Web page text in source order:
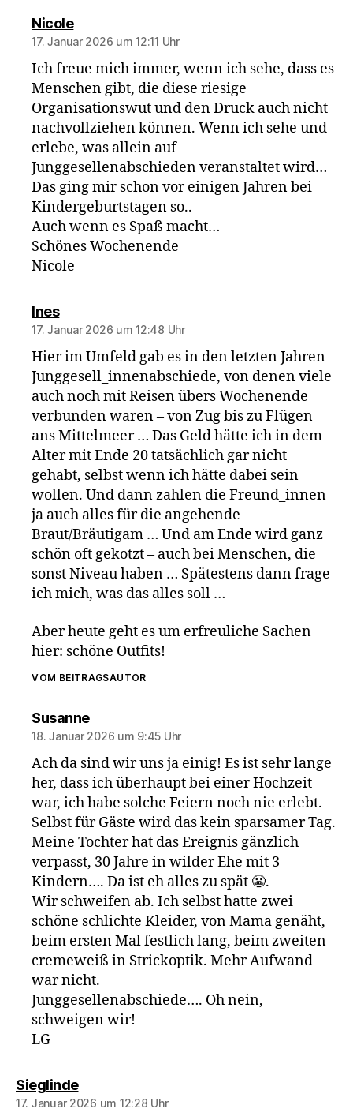
Nicolesagt:
17. Januar 2026 um 12:11 Uhr
Ich freue mich immer, wenn ich sehe, dass es
Menschen gibt, die diese riesige
Organisationswut und den Druck auch nicht
nachvollziehen können. Wenn ich sehe und
erlebe, was allein auf
Junggesellenabschieden veranstaltet wird…
Das ging mir schon vor einigen Jahren bei
Kindergeburtstagen so..
Auch wenn es Spaß macht…
Schönes Wochenende
Nicole
Inessagt:
17. Januar 2026 um 12:48 Uhr
Hier im Umfeld gab es in den letzten Jahren
Junggesell_innenabschiede, von denen viele
auch noch mit Reisen übers Wochenende
verbunden waren – von Zug bis zu Flügen
ans Mittelmeer … Das Geld hätte ich in dem
Alter mit Ende 20 tatsächlich gar nicht
gehabt, selbst wenn ich hätte dabei sein
wollen. Und dann zahlen die Freund_innen
ja auch alles für die angehende
Braut/Bräutigam … Und am Ende wird ganz
schön oft gekotzt – auch bei Menschen, die
sonst Niveau haben … Spätestens dann frage
ich mich, was das alles soll …
Aber heute geht es um erfreuliche Sachen
hier: schöne Outfits!
VOM BEITRAGSAUTOR
Susannesagt:
18. Januar 2026 um 9:45 Uhr
Ach da sind wir uns ja einig! Es ist sehr lange
her, dass ich überhaupt bei einer Hochzeit
war, ich habe solche Feiern noch nie erlebt.
Selbst für Gäste wird das kein sparsamer Tag.
Meine Tochter hat das Ereignis gänzlich
verpasst, 30 Jahre in wilder Ehe mit 3
Kindern…. Da ist eh alles zu spät 😬.
Wir schweifen ab. Ich selbst hatte zwei
schöne schlichte Kleider, von Mama genäht,
beim ersten Mal festlich lang, beim zweiten
cremeweiß in Strickoptik. Mehr Aufwand
war nicht.
Junggesellenabschiede…. Oh nein,
schweigen wir!
LG
Sieglindesagt:
17. Januar 2026 um 12:28 Uhr